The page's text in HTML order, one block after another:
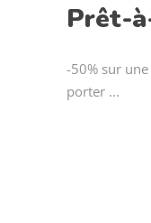
Prêt-
-50% sur
porter